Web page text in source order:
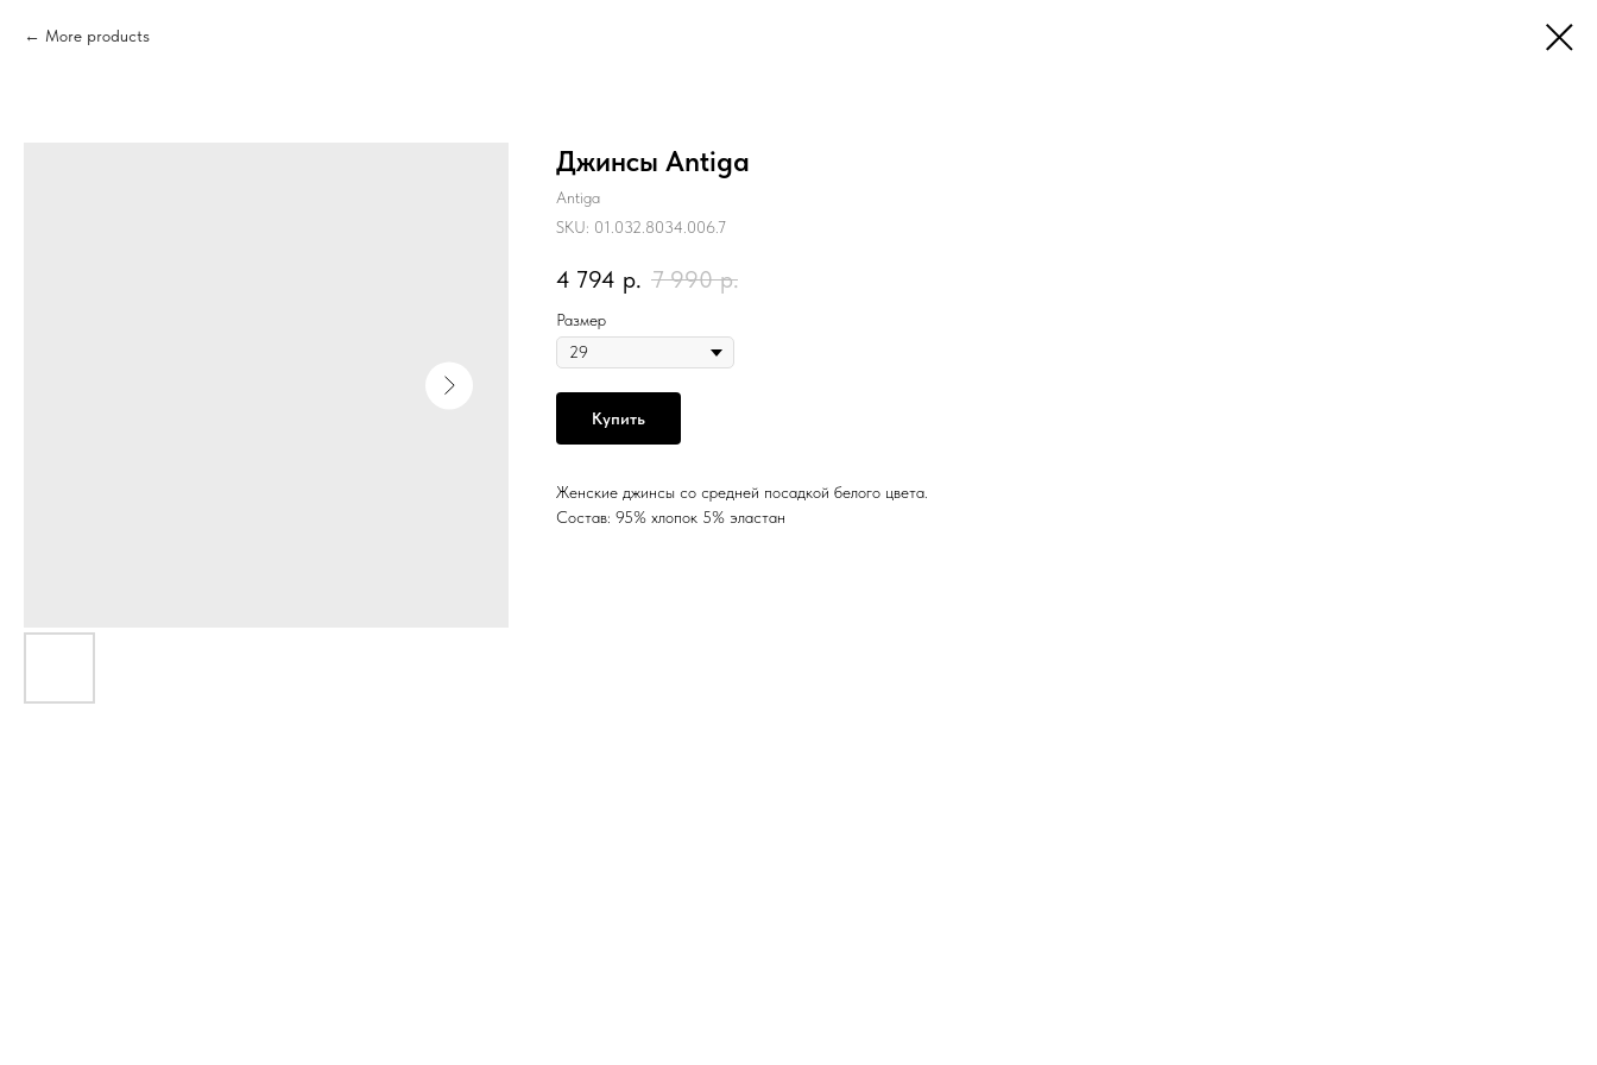
More products
Джинсы Antiga
Antiga
SKU: 01.032.8034.006.7
4 794 р. 7 990 р.
Размер
Купить
Женские джинсы со средней посадкой белого цвета.
Состав: 95% хлопок 5% эластан